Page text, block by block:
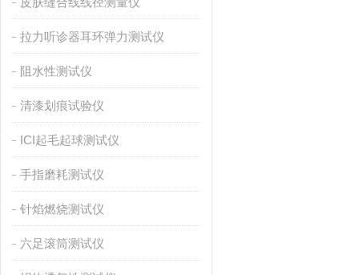
拉力听诊器耳环弹力测试仪
阻水性测试仪
清漆划痕试验仪
ICI起毛起球测试仪
手指磨耗测试仪
针焰燃烧测试仪
六足滚筒测试仪